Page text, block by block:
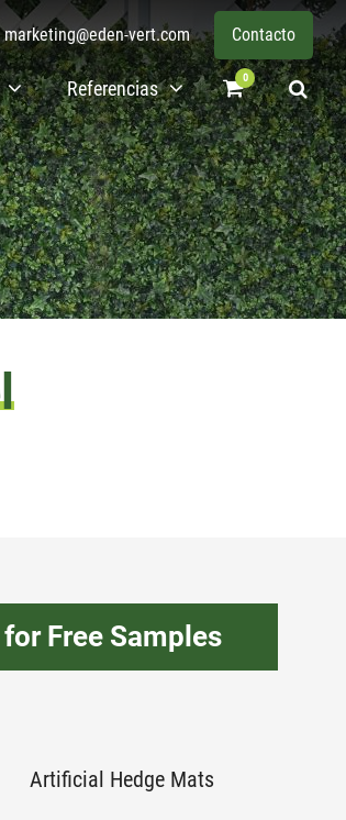
Referencias 0
marketing@eden-vert.com Contacto
Free Samples
Artificial Hedge Mats